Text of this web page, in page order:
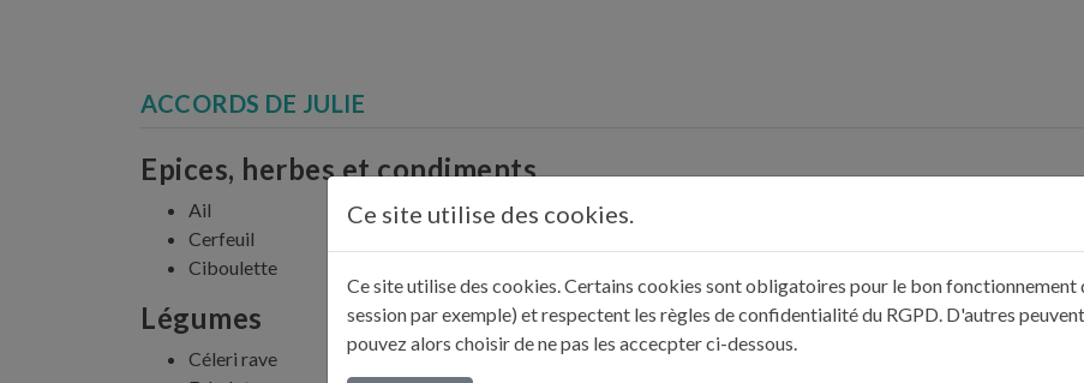
ACCORDS DE JULIE
Epices, herbes et condiments
Ail
Cerfeuil
Ciboulette
Légumes
Céleri rave
Ce site utilise des cookies.
Ce site utilise des cookies. Certains cookies sont obligatoires pour le bon fonctionnement
session par exemple) et respectent les règles de confidentialité du RGPD. D'autres
pouvez alors choisir de ne pas les accecpter ci-dessous.